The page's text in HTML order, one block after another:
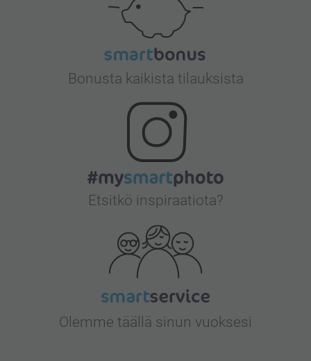
Bonusta kaikista tilauksista
Etsitkö inspiraatiota?
Olemme täällä sinun vuoksesi